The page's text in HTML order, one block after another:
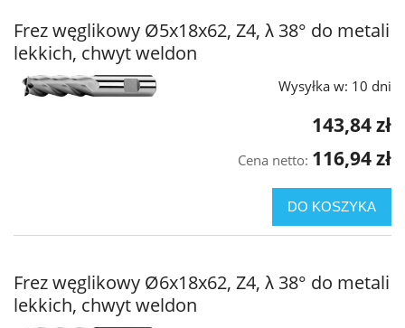
Frez węglikowy Ø5x18x62, Z4, λ 38° do metali
lekkich, chwyt weldon
Wysyłka w: 10 dni
143,84 zł
Cena netto: 116,94 zł
DO KOSZYKA
Frez węglikowy Ø6x18x62, Z4, λ 38° do metali
lekkich, chwyt weldon